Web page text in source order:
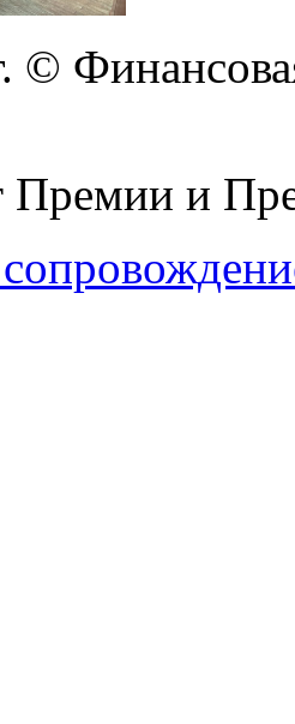
©
Премии и